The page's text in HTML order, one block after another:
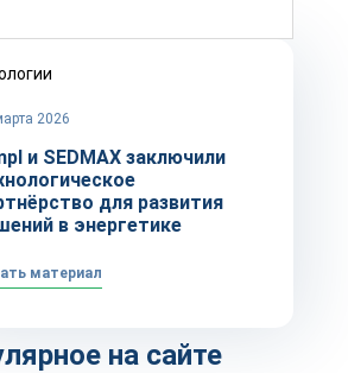
2026
и SEDMAX заключили
для развития
в энергетике
материал
на сайте